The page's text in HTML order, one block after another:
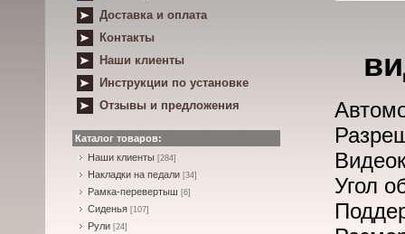
Доставка и оплата
Контакты
Наши клиенты
Инструкции по установке
Отзывы и предложения
Каталог товаров:
Наши клиенты [284]
Накладки на педали [34]
Рамка-перевертыш [6]
Сиденья [107]
Рули [24]
Угол